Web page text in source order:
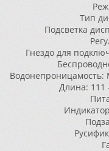
Тип
Подсветка
Гнездо для
Водонепроницамость:
Длина: 111